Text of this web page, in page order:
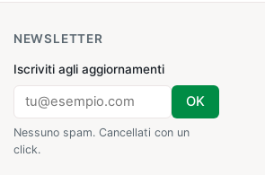
NEWSLETTER
Iscriviti agli aggiornamenti
OK
Nessuno spam. Cancellati con un
click.